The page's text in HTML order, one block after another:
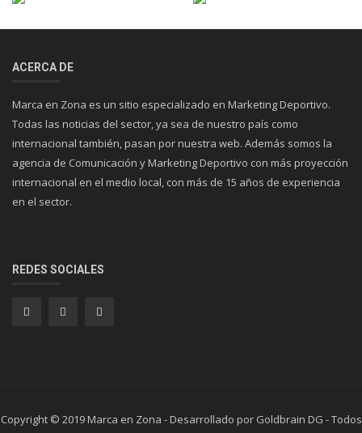
ACERCA DE
Marca en Zona es un sitio especializado en Marketing Deportivo.
Todas las noticias del sector, ya sea de nuestro país como
internacional también, pasan por nuestra web. Además somos la
agencia de Comunicación y Marketing Deportivo con más proyección
internacional en el medio local, con más de 15 años de experiencia
en el sector.
REDES SOCIALES
Copyright © 2019 Marca en Zona - Desarrollado por Goldbrain DG - Todos